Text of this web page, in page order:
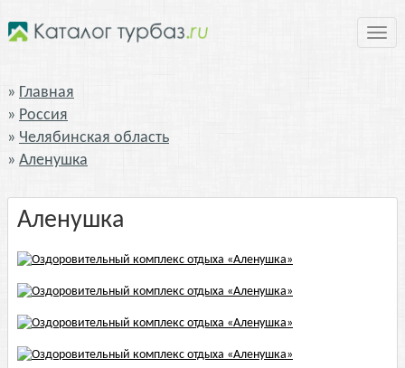
Главная
Россия
Челябинская область
Аленушка
Аленушка